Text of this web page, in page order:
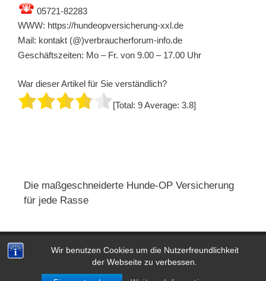
Wir benutzen Cookies um die Nutzerfreundlichkeit
der Webseite zu verbessen.
05721-82283
WWW: https://hundeopversicherung-xxl.de
Mail: kontakt (@)verbraucherforum-info.de
Geschäftszeiten: Mo – Fr. von 9.00 – 17.00 Uhr
War dieser Artikel für Sie verständlich?
[Total: 9Average: 3.8]
Die maßgeschneiderte Hunde-OP Versicherung
für jede Rasse
Impressum|AGB|Datenschutz
© 2026 Hunde OP Versicherung: Test & Vergleich 2026